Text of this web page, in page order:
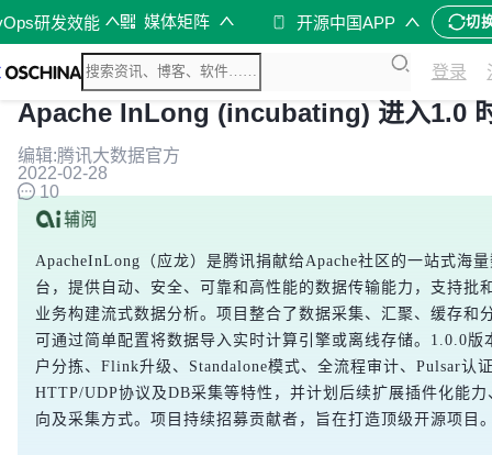
研发效能 媒体矩阵 开源中国APP 切
登录
Apache InLong (incubating) 进入1.0
编辑:腾讯大数据官方
2022-02-28
10
ApacheInLong（应龙）是腾讯捐献给Apache社区的一站式海
台，提供自动、安全、可靠和高性能的数据传输能力，支持批
业务构建流式数据分析。项目整合了数据采集、汇聚、缓存和
可通过简单配置将数据导入实时计算引擎或离线存储。1.0.0版
户分拣、Flink升级、Standalone模式、全流程审计、Pulsar认
HTTP/UDP协议及DB采集等特性，并计划后续扩展插件化能
向及采集方式。项目持续招募贡献者，旨在打造顶级开源项目